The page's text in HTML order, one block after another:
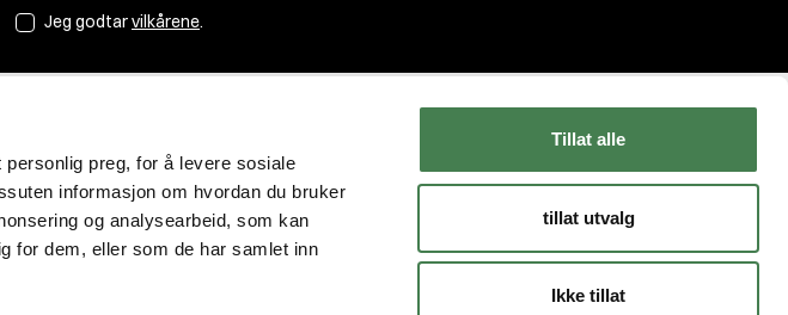
preg, for å levere sosiale
informasjon om hvordan du bruker
og analysearbeid, som kan
for dem, eller som de har samlet inn
Tillat alle
tillat utvalg
Ikke tillat
Jeg godtarvilkårene.
Jakt&Friluft
Om oss
Bærekraft
Følg oss
Instagram
Kundeservice
Levering og retur